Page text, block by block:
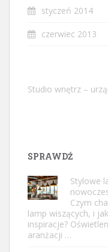
styczeń 2014
czerwiec 2013
Studio wnętrz –
SPRAWDŹ
Stylowe
Czym
lamp wiszących, i
inspiracje?
aranżacji …